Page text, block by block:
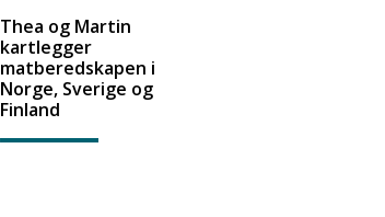
Thea og Martin
kartlegger
matberedskapen i
Norge, Sverige og
Finland